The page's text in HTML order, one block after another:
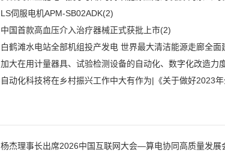
(2)
LS伺服电机APM-SB02ADK(2)
中国首款高血压介入治疗器械正式获批上市(2)
(1)
(1)